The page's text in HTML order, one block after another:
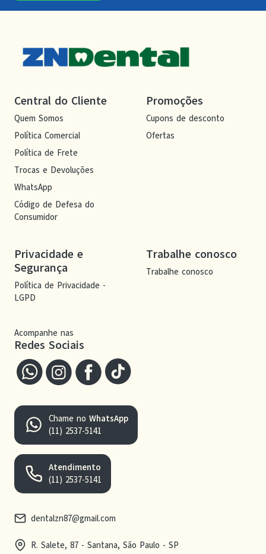
Central do Cliente
Quem Somos
Política Comercial
Política de Frete
Trocas e Devoluções
WhatsApp
Código de Defesa do
Consumidor
Promoções
Cupons de desconto
Ofertas
Privacidade e
Segurança
Política de Privacidade -
LGPD
Trabalhe conosco
Trabalhe conosco
Acompanhe nas
Redes Sociais
Chame no WhatsApp
(11) 2537-5141
Atendimento
(11) 2537-5141
dentalzn87@gmail.com
R. Salete, 87 - Santana, São Paulo - SP